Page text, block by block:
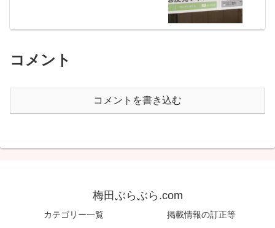
コメント
コメントを書き込む
梅田ぶらぶら.com
カテゴリー一覧
掲載情報の訂正等